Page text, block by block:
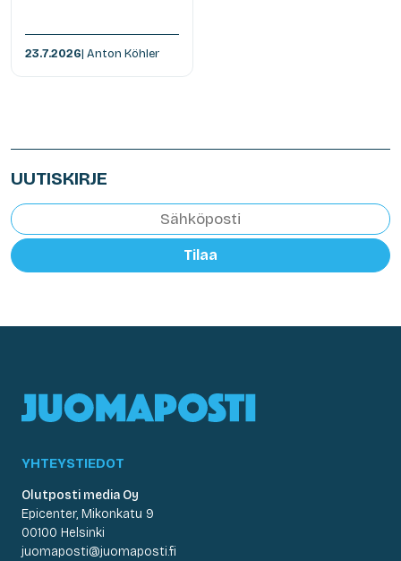
23.7.2026| Anton Köhler
UUTISKIRJE
Tilaa
YHTEYSTIEDOT
Olutposti media Oy
Epicenter, Mikonkatu 9
00100 Helsinki
juomaposti@juomaposti.fi